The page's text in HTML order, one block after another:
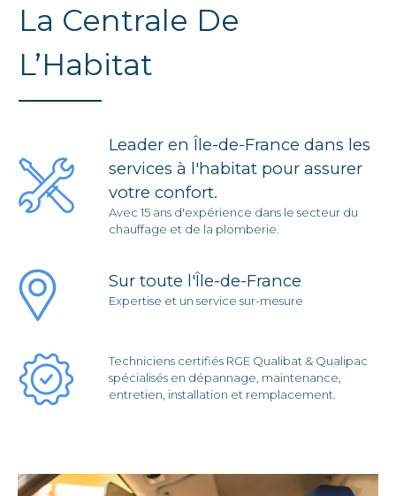
La Centrale De
L’Habitat
Leader en Île-de-France dans les
services à l'habitat pour assurer
votre confort.
Avec 15 ans d'expérience dans le secteur du
chauffage et de la plomberie.
Sur toute l'Île-de-France
Expertise et un service sur-mesure
Techniciens certifiés RGE Qualibat & Qualipac
spécialisés en dépannage, maintenance,
entretien, installation et remplacement.